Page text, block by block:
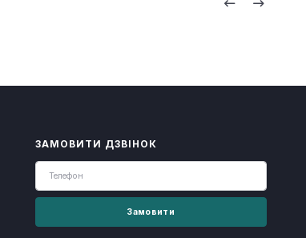
ЗАМОВИТИ ДЗВІНОК
Замовити